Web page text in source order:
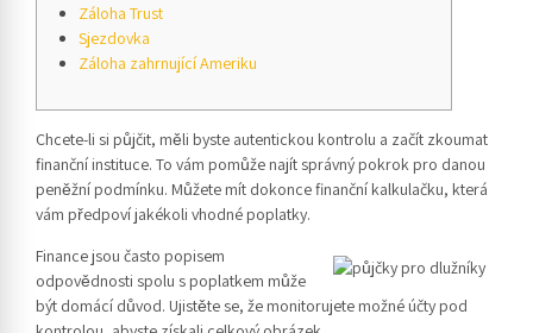
Záloha Trust
Sjezdovka
Záloha zahrnující Ameriku
Chcete-li si půjčit, měli byste autentickou kontrolu a začít zkoumat
finanční instituce. To vám pomůže najít správný pokrok pro danou
peněžní podmínku. Můžete mít dokonce finanční kalkulačku, která
vám předpoví jakékoli vhodné poplatky.
Finance jsou často popisem
odpovědnosti spolu s poplatkem může
být domácí důvod. Ujistěte se, že monitorujete možné účty pod